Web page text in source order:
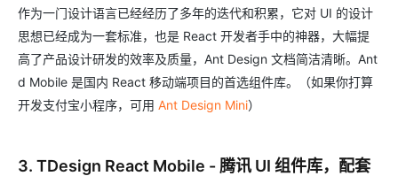
作为一门设计语言已经经历了多年的迭代和积累，它对 UI 的设计
思想已经成为一套标准，也是 React 开发者手中的神器，大幅提
高了产品设计研发的效率及质量，Ant Design 文档简洁清晰。Ant
d Mobile 是国内 React 移动端项目的首选组件库。（如果你打算
开发支付宝小程序，可用 Ant Design Mini）
3. TDesign React Mobile - 腾讯 UI 组件库，配套